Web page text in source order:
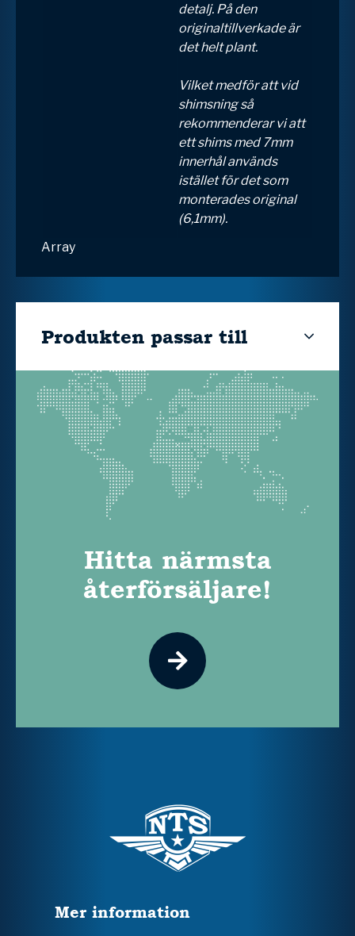
detalj. På den
originaltillverkade är
det helt plant.
Vilket medför att vid
shimsning så
rekommenderar vi att
ett shims med 7mm
innerhål används
istället för det som
monterades original
(6,1mm).
Array
Produkten passar till
Hitta närmsta
återförsäljare!
Mer information